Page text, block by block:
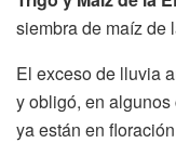
siembra de maíz de
El exceso de lluvia
y obligó, en
ya están en